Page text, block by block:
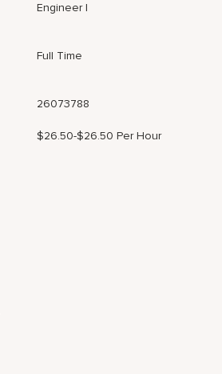
Engineer I
Full Time
26073788
$26.50-$26.50 Per Hour